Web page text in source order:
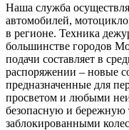
Наша служба
автомобилей,
в регионе. Техника
большинстве городов
подачи составляет в
распоряжении – новые
предназначенные для
просветом и любыми
безопасную и бережную
заблокированными